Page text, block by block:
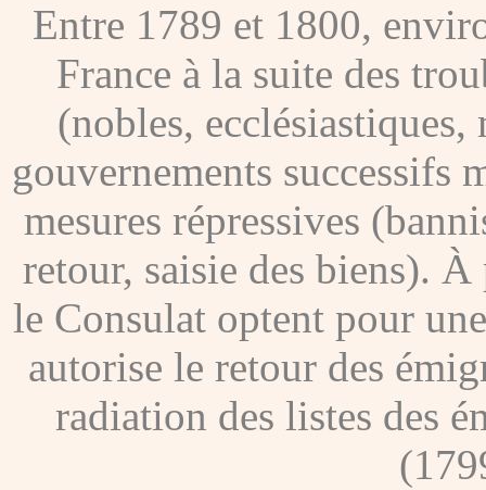
Entre 1789 et 1800,
France à la suite des
(nobles,
gouvernements successifs
mesures répressives
retour, saisie des biens).
le Consulat optent pour
autorise le retour des
radiation des listes des